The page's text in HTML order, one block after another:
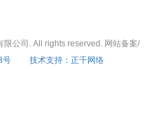
公司. All rights reserved. 网站备案/
号 技术支持：正千网络